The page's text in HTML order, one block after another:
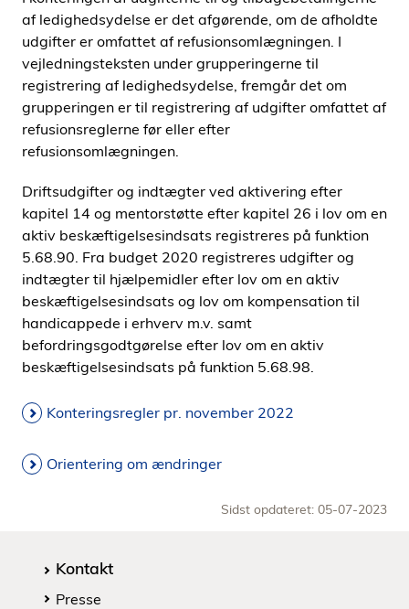
af ledighedsydelse er det afgørende, om de afholdte
udgifter er omfattet af refusionsomlægningen. I
vejledningsteksten under grupperingerne til
registrering af ledighedsydelse, fremgår det om
grupperingen er til registrering af udgifter omfattet af
refusionsreglerne før eller efter
refusionsomlægningen.
Driftsudgifter og indtægter ved aktivering efter
kapitel 14 og mentorstøtte efter kapitel 26 i lov om en
aktiv beskæftigelsesindsats registreres på funktion
5.68.90. Fra budget 2020 registreres udgifter og
indtægter til hjælpemidler efter lov om en aktiv
beskæftigelsesindsats og lov om kompensation til
handicappede i erhverv m.v. samt
befordringsgodtgørelse efter lov om en aktiv
beskæftigelsesindsats på funktion 5.68.98.
Konteringsregler pr. november 2022
Orientering om ændringer
Sidst opdateret: 05-07-2023
Kontakt
Presse